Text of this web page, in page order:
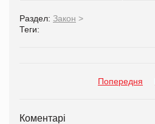
Раздел: Закон >
Теги:
Попередня
Коментарі